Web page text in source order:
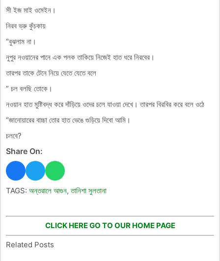
সী ইজ মাই ওমেইন।
নিরব ভ্রু কুঁচকায়
“বুঝলাম না।
নুপুর নওয়ানের পানে এক পলক তাকিয়ে নিজেই হাত ধরে নিরবের।
তারপর তাকে টেনে নিয়ে যেতে যেতে বলে
” চল বলছি তোকে।
নওয়ান হাত মুষ্টিবদ্ধ করে দাঁড়িয়ে ওদের চলে যাওয়া দেখে। তারপর বিরবির করে বলে ওঠে
“জানোয়ারের বাচ্চা তোর হাত ভেঙে গুড়িয়ে দিবো আমি।
চলবে?
Share On:
TAGS: অন্তরালে আগুন,তানিশা সুলতানা
CLICK HERE GO TO OUR HOME PAGE
Related Posts